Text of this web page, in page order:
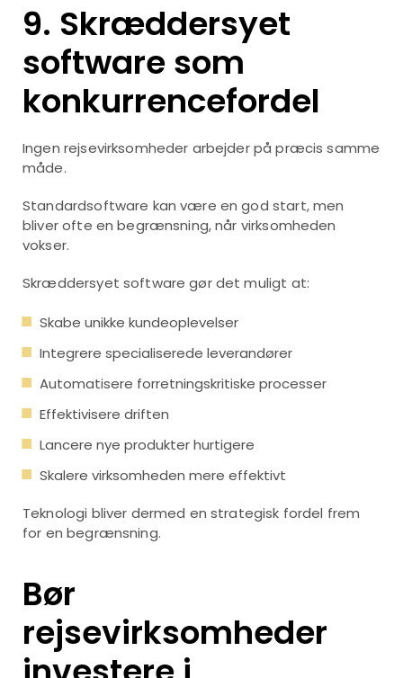
9. Skræddersyet
software som
konkurrencefordel
Ingen rejsevirksomheder arbejder på præcis samme
måde.
Standardsoftware kan være en god start, men
bliver ofte en begrænsning, når virksomheden
vokser.
Skræddersyet software gør det muligt at:
Skabe unikke kundeoplevelser
Integrere specialiserede leverandører
Automatisere forretningskritiske processer
Effektivisere driften
Lancere nye produkter hurtigere
Skalere virksomheden mere effektivt
Teknologi bliver dermed en strategisk fordel frem
for en begrænsning.
Bør
rejsevirksomheder